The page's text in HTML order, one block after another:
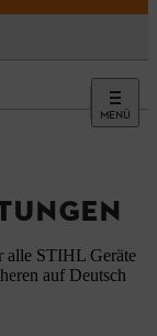
MENÜ
alle STIHL Geräte
auf Deutsch